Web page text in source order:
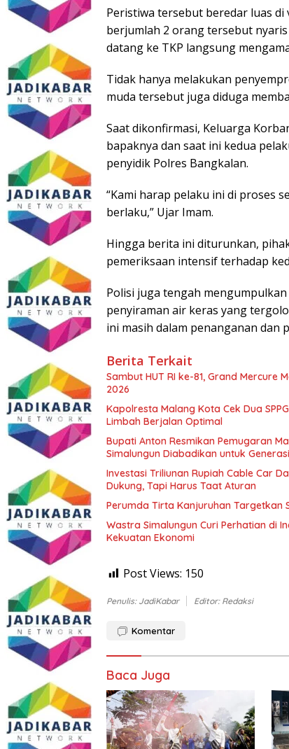
Peristiwa tersebut beredar luas
berjumlah 2 orang tersebut
datang ke TKP langsung
Tidak hanya melakukan
muda tersebut juga diduga
Saat dikonfirmasi, Keluarga
bapaknya dan saat ini kedua
penyidik Polres Bangkalan.
“Kami harap pelaku ini di proses
berlaku,” Ujar Imam.
Hingga berita ini diturunkan,
pemeriksaan intensif terhadap
Polisi juga tengah
penyiraman air keras yang
ini masih dalam penanganan dan
Berita Terkait
Sambut HUT RI ke-81, Grand Mercure
2026
Kapolresta Malang Kota Cek Dua
Limbah Berjalan Optimal
Bupati Anton Resmikan Pemugaran
Simalungun Diabadikan untuk
Investasi Triliunan Rupiah Cable Car
Dukung, Tapi Harus Taat Aturan
Perumda Tirta Kanjuruhan Targetkan
Wastra Simalungun Curi Perhatian di
Kekuatan Ekonomi
Post Views: 150
Penulis: JadiKabar Editor: Redaksi
Komentar
Baca Juga